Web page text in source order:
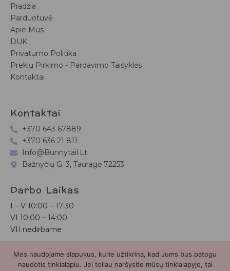
Pradžia
Parduotuvė
Apie Mus
DUK
Privatumo Politika
Prekių Pirkimo - Pardavimo Taisyklės
Kontaktai
Kontaktai
+370 643 67889
+370 636 21 811
Info@bunnytail.lt
Bažnyčių G. 3, Tauragė 72253
Darbo Laikas
I – V 10:00 – 17:30
VI 10:00 – 14:00
VII nedirbame
Bunnytail.lt| Copyright 2026 | Svetainė sukurtaMyra.lt
Mes naudojame slapukus, kurie užtikrina, kad Jums bus patogu
naudotis tinklalapiu. Jei toliau naršysite mūsų tinklalapyje, tai